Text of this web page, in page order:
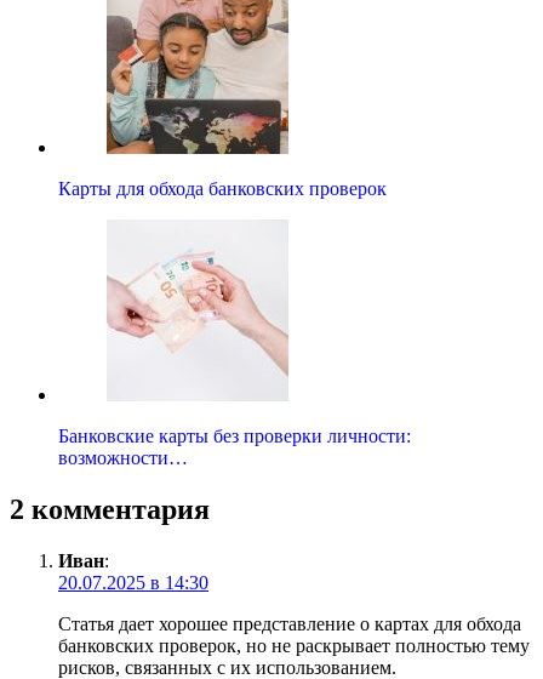
Карты для обхода банковских проверок
Банковские карты без проверки личности:
возможности…
2 комментария
Иван:
20.07.2025 в 14:30
Статья дает хорошее представление о картах для обхода
банковских проверок, но не раскрывает полностью тему
рисков, связанных с их использованием.